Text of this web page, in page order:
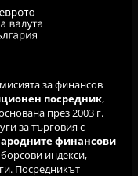
за финансов
посредник,
през 2003 г.
за търговия с
финансови
индекси,
Посредникът